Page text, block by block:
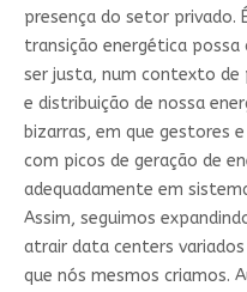
presença do setor privado.
transição energética
ser justa, num contexto de
e distribuição de nossa
bizarras, em que gestores
com picos de geração de
adequadamente em
Assim, seguimos
atrair data centers
que nós mesmos criamos.